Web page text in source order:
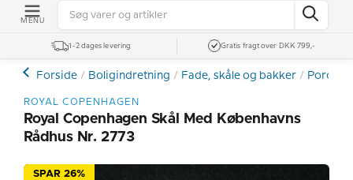
MENU
1-2 dages levering Gratis fragt over DKK 799,-
Forside Boligindretning Fade, skåle og bakker
ROYAL COPENHAGEN
Royal Copenhagen Skål Med Københavns
Rådhus Nr. 2773
SPAR 26%